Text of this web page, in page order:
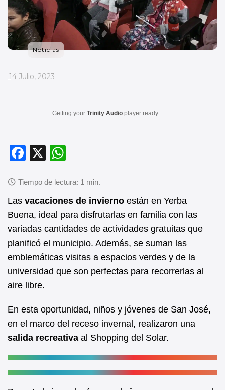
Noticias
_
14 Julio, 2023
Getting your Trinity Audio player ready...
F
c
e
b
o
o
k
X
at
s
A
p
p
Las vacaciones de invierno están en Yerba
Buena, ideal para disfrutarlas en familia con las
variadas cantidades de actividades gratuitas que
planificó el municipio. Además, se suman las
emblemáticas visitas a espacios verdes y de la
universidad que son perfectas para recorrerlas al
aire libre.
En esta oportunidad, niños y jóvenes de San José,
en el marco del receso invernal, realizaron una
salida recreativa al Shopping del Solar.